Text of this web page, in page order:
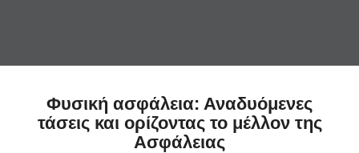
Φυσική ασφάλεια: Αναδυόμενες
τάσεις και ορίζοντας το μέλλον της
Ασφάλειας